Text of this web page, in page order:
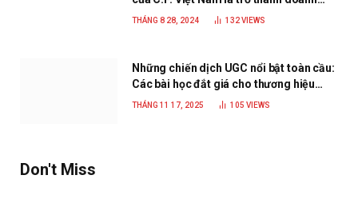
nghiệp xanh, phát triển bền vững
THÁNG 8 28, 2024 132VIEWS
Những chiến dịch UGC nổi bật toàn cầu:
Các bài học đắt giá cho thương hiệu
năm 2025
THÁNG 11 17, 2025 105 VIEWS
Don't Miss